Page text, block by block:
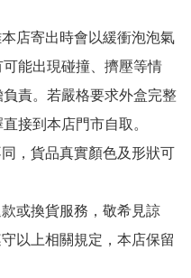
店寄出時會以緩衝泡泡氣
能出現碰撞、擠壓等情
責。若嚴格要求外盒完整
接到本店門市自取。
，貨品真實顏色及形狀可
或換貨服務，敬希見諒
以上相關規定，本店保留